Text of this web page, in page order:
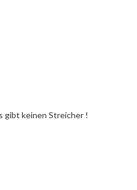
gibt keinen Streicher !